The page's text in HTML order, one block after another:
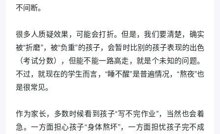
不间断。
很多人质疑效果，可能会打折。但是，我们要清楚，确实
被“折磨”，被“负重”的孩子，会暂时比别的孩子表现的出色
（考试分数），但能不能一路高走，就是个未知的问题。
不过，就现在的学生而言，“睡不醒”是普遍情况，“熬夜”也
是很常见。
作为家长，多数时候看到孩子“写不完作业”，当然也会着
急。一方面担心孩子“身体熬坏”，一方面担忧孩子完不成